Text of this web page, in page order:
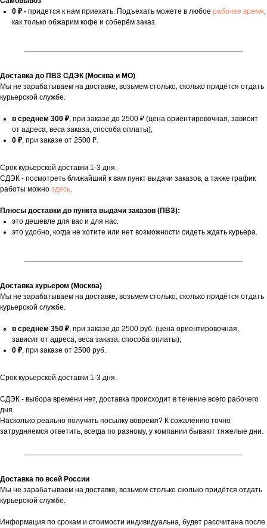
0 ₽ - придется к нам приехать. Подъехать можете в любое рабочее время,
как только обжарим кофе и соберём заказ.
Доставка до ПВЗ СДЭК (Москва и МО)
Мы не зарабатываем на доставке, возьмем столько, сколько придётся отдать
курьерской службе.
в среднем 300 ₽, при заказе до 2500 ₽ (цена ориентировочная, зависит
от адреса, веса заказа, способа оплаты);
0 ₽, при заказе от 2500 ₽.
Срок курьерской доставки 1-3 дня.
СДЭК - посмотреть ближайший к вам пункт выдачи заказов, а также график
работы можно здесь.
Плюсы доставки до пункта выдачи заказов (ПВЗ):
это дешевле для вас и для нас.
это удобно, когда не хотите или нет возможности сидеть ждать курьера.
Доставка курьером (Москва)
Мы не зарабатываем на доставке, возьмем столько, сколько придётся отдать
курьерской службе.
в среднем 350 ₽, при заказе до 2500 руб. (цена ориентировочная,
зависит от адреса, веса заказа, способа оплаты);
0 ₽, при заказе от 2500 руб.
Срок курьерской доставки 1-3 дня.
СДЭК - выбора времени нет, доставка происходит в течение всего рабочего
дня.
Насколько реально получить посылку вовремя? К сожалению точно
затрудняемся ответить, всегда по разному, у компании бывают тяжелые дни.
Доставка по всей России
Мы не зарабатываем на доставке, возьмем столько сколько придётся отдать
курьерской службе.
Информация по срокам и стоимости индивидуальна, будет рассчитана после